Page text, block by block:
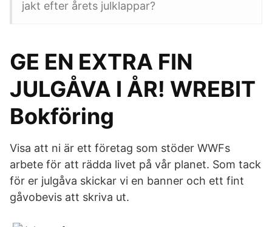
jakt efter årets julklappar?
GE EN EXTRA FIN
JULGÅVA I ÅR! WREBIT
Bokföring
Visa att ni är ett företag som stöder WWFs
arbete för att rädda livet på vår planet. Som tack
för er julgåva skickar vi en banner och ett fint
gåvobevis att skriva ut.